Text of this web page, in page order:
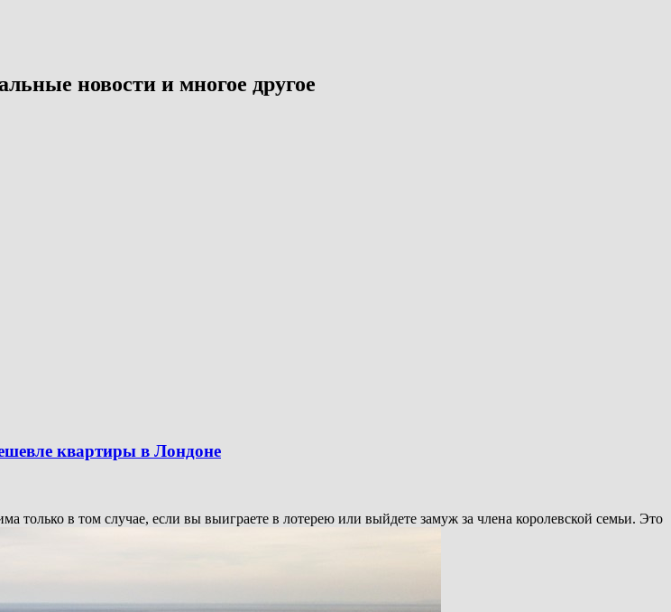
новости и многое другое
квартиры в Лондоне
только в том случае, если вы выиграете в лотерею или выйдете замуж за члена королевской семьи. Это